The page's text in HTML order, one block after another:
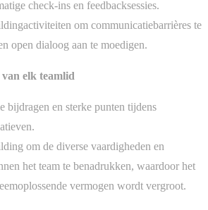
check-ins en feedbacksessies.
om communicatiebarrières te
open dialoog aan te moedigen.
elk teamlid
bijdragen en sterke punten tijdens
om de diverse vaardigheden en
het team te benadrukken, waardoor het
vermogen wordt vergroot.